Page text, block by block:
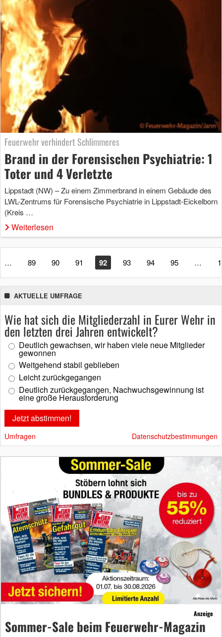
Feuerwehr verhindert Schlimmeres
Brand in der Forensischen Psychiatrie: 1
Toter und 4 Verletzte
Lippstadt (NW) – Zu einem Zimmerbrand in einem Gebäude des
LWL-Zentrums für Forensische Psychiatrie in Lippstadt-Eickelborn
(Kreis …
Weiterlesen
… 89 90 91 92 93 94 95 …
AKTUELLE UMFRAGE
Wie hat sich die Mitgliederzahl in Eurer Wehr in
den letzten drei Jahren entwickelt?
Deutlich gewachsen, wir haben viele neue Mitglieder
gewonnen
Weitgehend stabil geblieben
Leicht zurückgegangen
Deutlich zurückgegangen, Nachwuchsgewinnung ist
eine große Herausforderung
Umfragen Datenschutzbestimmungen
Anzeige
Sommer-Sale beim Feuerwehr-Magazin